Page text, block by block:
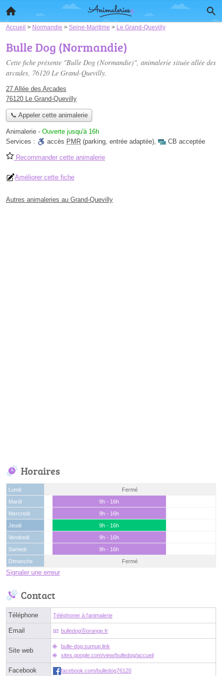
Accueil > Normandie > Seine-Maritime > Le Grand-Quevilly
Bulle Dog (Normandie)
Cette fiche présente "Bulle Dog (Normandie)", animalerie située allée des
arcades, 76120 Le Grand-Quevilly.
27 Allée des Arcades
76120 Le Grand-Quevilly
📞 Appeler cette animalerie
Animalerie - Ouverte jusqu'à 16h
Services :
accès PMR (parking, entrée adaptée), CB acceptée
Recommander cette animalerie
Améliorer cette fiche
Autres animaleries au Grand-Quevilly
Horaires
Lundi
Fermé
Mardi
9h - 16h
Mercredi
9h - 16h
Jeudi
9h - 16h
Vendredi
9h - 16h
Samedi
9h - 16h
Dimanche
Fermé
Signaler une erreur
Contact
Téléphone Téléphoner à l'animalerie
Email bulledogⓐorange.fr
Site web
bulle-dog.sumup.link
sites.google.com/view/bulledog/accueil
Facebook facebook.com/bulledog76120